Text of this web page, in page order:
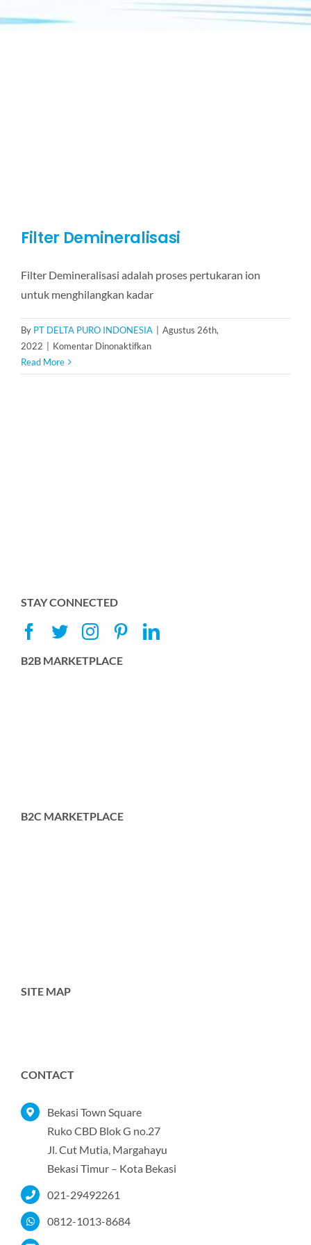
Filter Demineralisasi
Filter Demineralisasi adalah proses pertukaran ion
untuk menghilangkan kadar
By PT DELTA PURO INDONESIA
Agustus 26th,
2022
Komentar Dinonaktifkanpada
Demineralisasi
Read More
STAY CONNECTED
B2B MARKETPLACE
B2C MARKETPLACE
SITE MAP
Tentang Kami
Produk
Portofolio
CONTACT
Bekasi Town Square
Ruko CBD Blok G no.27
Jl. Cut Mutia, Margahayu
Bekasi Timur – Kota Bekasi
021-29492261
0812-1013-8684